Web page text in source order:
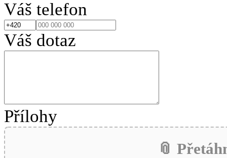
Váš telefon
Váš dotaz
Přílohy
📎